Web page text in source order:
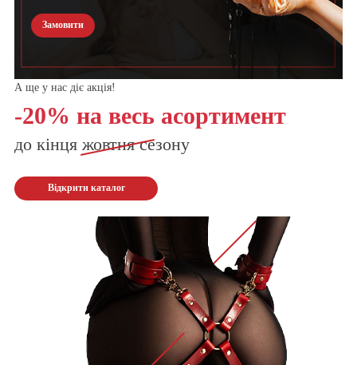
Замовити
А ще у нас діє акція!
-20% на весь асортимент
до кінця жовтнясезону
Відкрити каталог